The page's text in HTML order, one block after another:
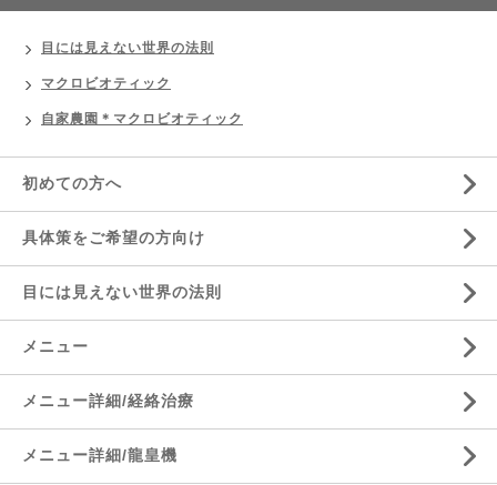
目には見えない世界の法則
マクロビオティック
自家農園＊マクロビオティック
初めての方へ
具体策をご希望の方向け
目には見えない世界の法則
メニュー
メニュー詳細/経絡治療
メニュー詳細/龍皇機